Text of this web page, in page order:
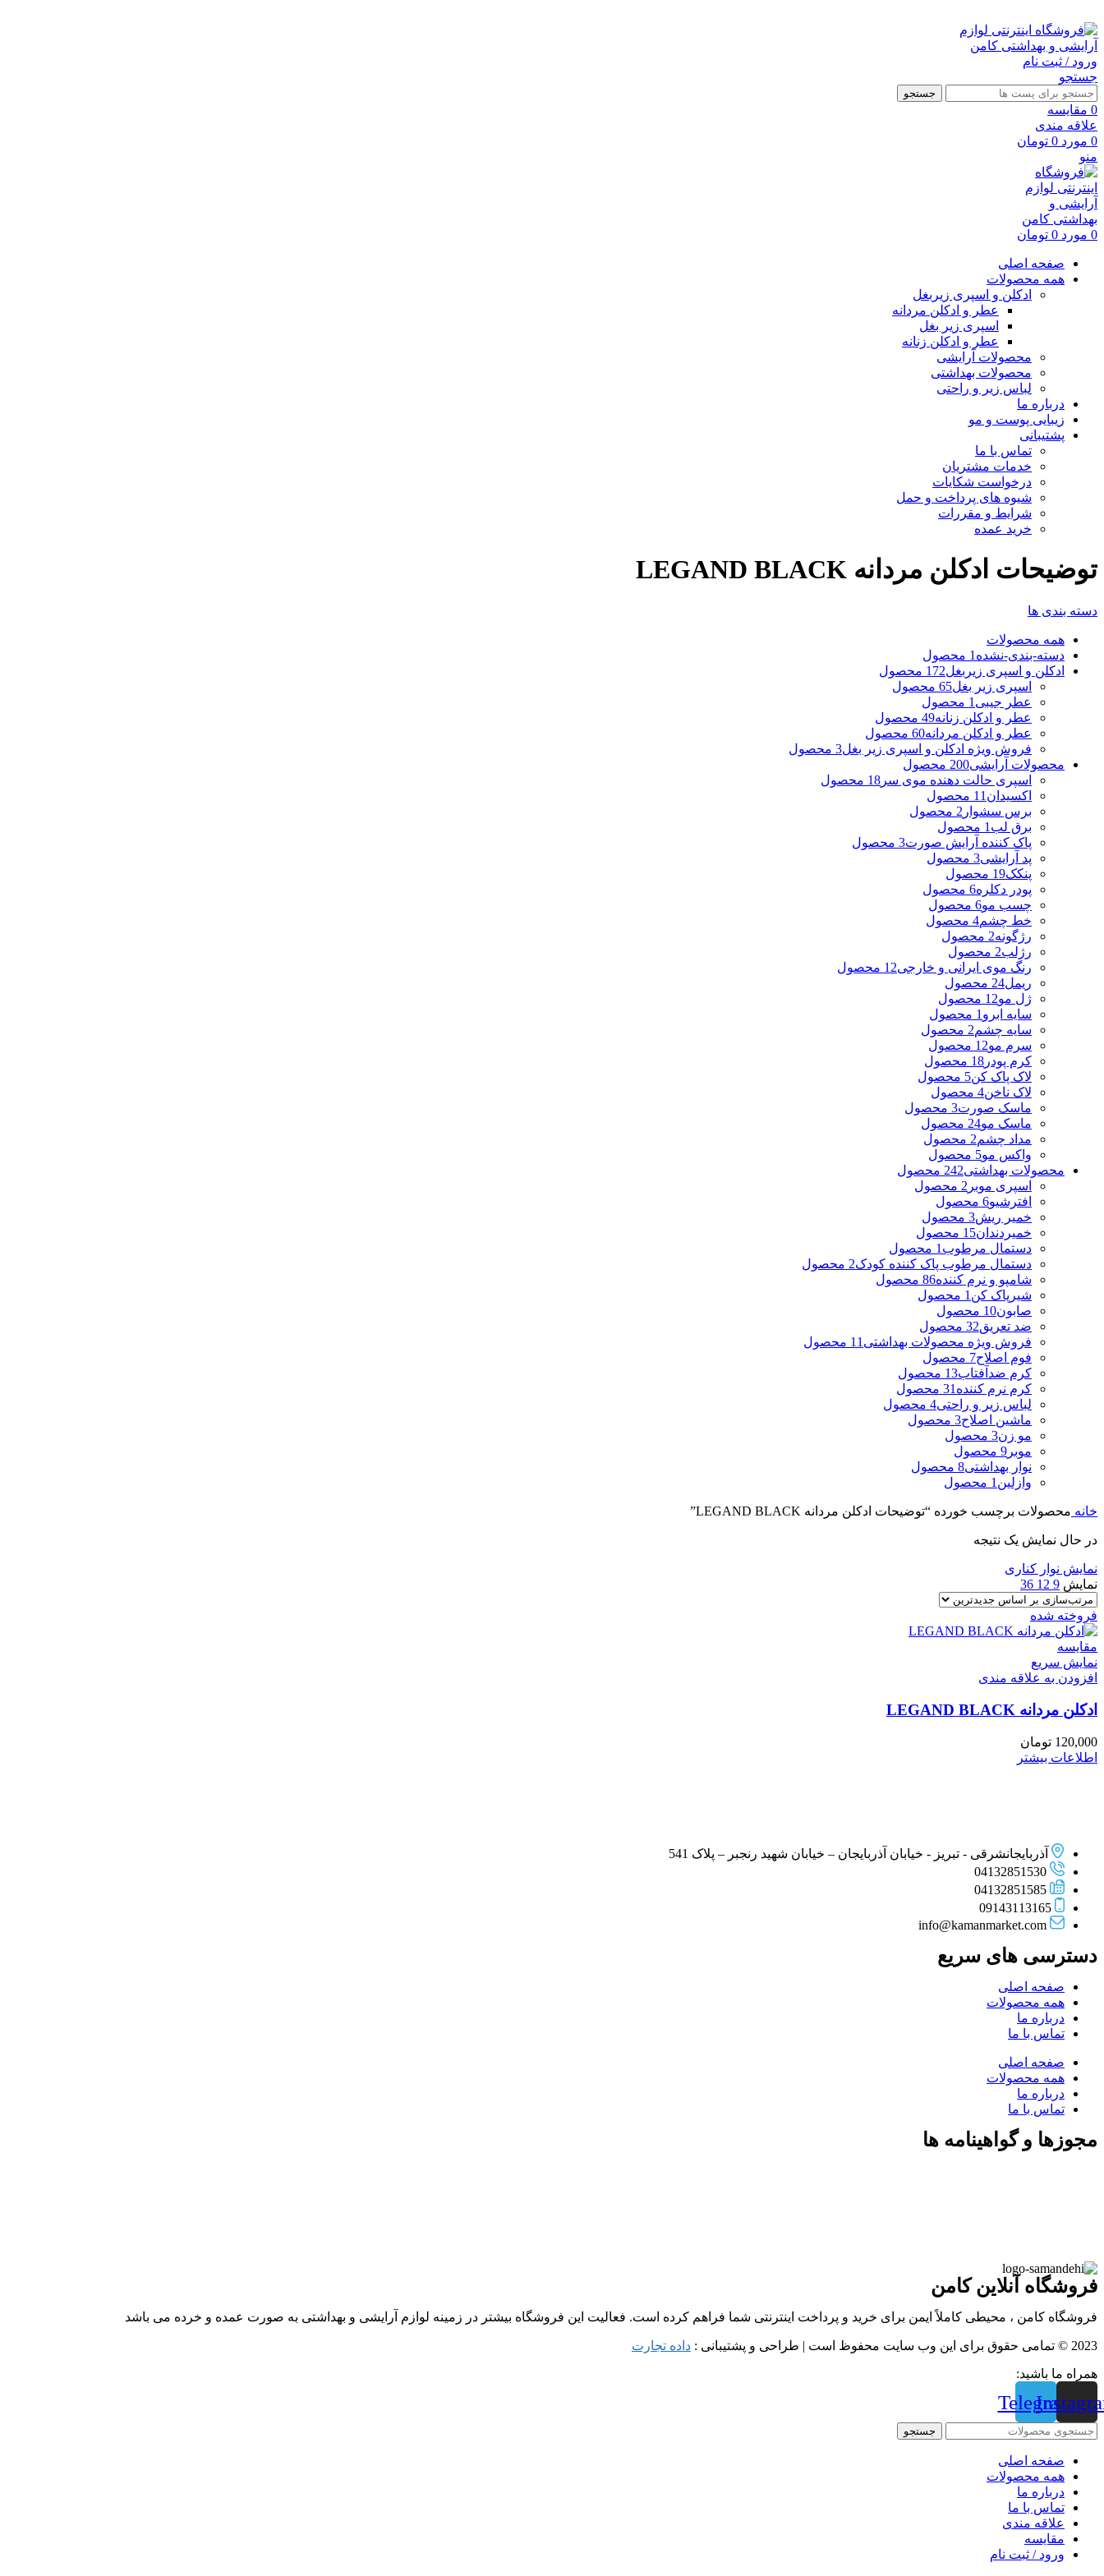
ورود / ثبت نام
جستجو
جستجو
0 مقايسه
علاقه مندی
0 مورد 0 تومان
منو
0 مورد 0 تومان
صفحه اصلی
همه محصولات
ادکلن و اسپری زیربغل
عطر و ادکلن مردانه
اسپری زیر بغل
عطر و ادکلن زنانه
محصولات آرایشی
محصولات بهداشتی
لباس زیر و راحتی
درباره ما
زیبایی پوست و مو
پشتیبانی
تماس با ما
خدمات مشتریان
درخواست شکایات
شیوه های پرداخت و حمل
شرایط و مقررات
خرید عمده
توضیحات ادكلن مردانه LEGAND BLACK
دسته بندی ها
همه محصولات
دسته-بندی-نشده 1 محصول
ادکلن و اسپری زیربغل172 محصول
اسپری زیر بغل65 محصول
عطر جیبی 1 محصول
عطر و ادکلن زنانه49 محصول
عطر و ادکلن مردانه60 محصول
فروش ویژه ادکلن و اسپری زیر بغل3 محصول
محصولات آرایشی200 محصول
اسپری حالت دهنده موی سر 18 محصول
اکسیدان 11 محصول
برس سشوار 2 محصول
برق لب 1 محصول
پاک کننده آرایش صورت3 محصول
پد آرایشی3 محصول
پنکک19 محصول
پودر دکلره6 محصول
چسب مو6 محصول
خط چشم4 محصول
رژگونه2 محصول
رژلب2 محصول
رنگ موی ایرانی و خارجی12 محصول
ریمل24 محصول
ژل مو12 محصول
سایه ابرو 1 محصول
سایه چشم2 محصول
سرم مو12 محصول
کرم پودر 18 محصول
لاک پاک کن5 محصول
لاک ناخن4 محصول
ماسک صورت3 محصول
ماسک مو24 محصول
مداد چشم2 محصول
واکس مو5 محصول
محصولات بهداشتی242 محصول
اسپری موبر 2 محصول
افترشیو6 محصول
خمیر ریش3 محصول
خمیردندان15 محصول
دستمال مرطوب 1 محصول
دستمال مرطوب پاک کننده کودک2 محصول
شامپو و نرم کننده86 محصول
شیرپاک کن 1 محصول
صابون10 محصول
ضد تعریق32 محصول
فروش ویژه محصولات بهداشتی 11 محصول
فوم اصلاح7 محصول
کرم ضدآفتاب13 محصول
کرم نرم کننده 31 محصول
لباس زیر و راحتی4 محصول
ماشین اصلاح3 محصول
مو زن3 محصول
موبر 9 محصول
نوار بهداشتی8 محصول
وازلین 1 محصول
خانه محصولات برچسب خورده “توضیحات ادكلن مردانه LEGAND BLACK”
در حال نمایش یک نتیجه
نمایش نوار کناری
نمایش 9
12
36
فروخته شده
مقايسه
نمایش سریع
افزودن به علاقه مندی
ادكلن مردانه LEGAND BLACK
120,000 تومان
اطلاعات بیشتر
آذربایجانشرقی - تبریز - خیابان آذربایجان – خیابان شهید رنجبر – پلاک 541
04132851530
04132851585
09143113165
info@kamanmarket.com
دسترسی های سریع
صفحه اصلی
همه محصولات
درباره ما
تماس با ما
صفحه اصلی
همه محصولات
درباره ما
تماس با ما
مجوزها و گواهینامه ها
فروشگاه آنلاین کامن
فروشگاه کامن ، محیطی کاملاً ایمن برای خرید و پرداخت اینترنتی شما فراهم کرده است. فعالیت این فروشگاه بیشتر در زمینه لوازم آرایشی و بهداشتی به صورت عمده و خرده می باشد
2023 © تمامی حقوق برای این وب سایت محفوظ است | طراحی و پشتیبانی :
داده تجارت
همراه ما باشید:
Telegram
جستجو
صفحه اصلی
همه محصولات
درباره ما
تماس با ما
علاقه مندی
مقايسه
ورود / ثبت نام